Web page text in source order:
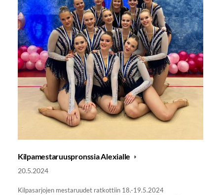
Kilpamestaruuspronssia Alexialle
20.5.2024
Kilpasarjojen mestaruudet ratkottiin 18.-19.5.2024